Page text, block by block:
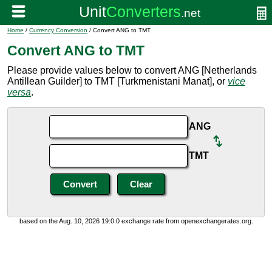
Home / Currency Conversion / Convert ANG to TMT
Convert ANG to TMT
Please provide values below to convert ANG [Netherlands
Antillean Guilder] to TMT [Turkmenistani Manat], or vice
versa.
ANG
TMT
based on the Aug. 10, 2026 19:0:0 exchange rate from openexchangerates.org.